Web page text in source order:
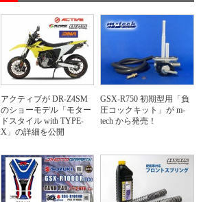
アクティブが DR-Z4SM
のショーモデル「モター
ドスタイル with TYPE-
X」の詳細を公開
GSX-R750 初期型用「負
圧コックキット」が m-
tech から発売！